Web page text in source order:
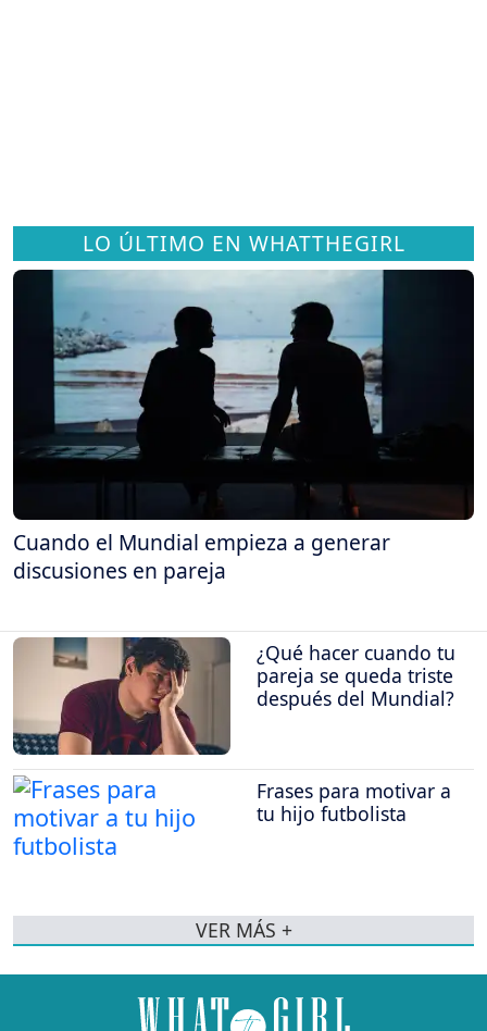
LO ÚLTIMO EN WHATTHEGIRL
Cuando el Mundial empieza a generar
discusiones en pareja
¿Qué hacer cuando tu
pareja se queda triste
después del Mundial?
Frases para motivar a
tu hijo futbolista
VER MÁS +